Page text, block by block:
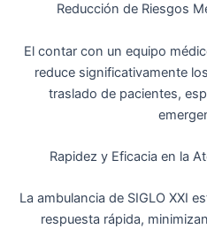
Reducción de Riesgos
El contar con un equipo
reduce significativamente
traslado de pacientes,
Rapidez y Eficacia en la
La ambulancia de SIGLO XXI
respuesta rápida,